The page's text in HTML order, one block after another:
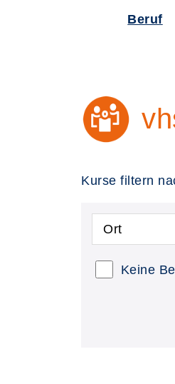
Beruf
Kurse filtern
Ort
Keine